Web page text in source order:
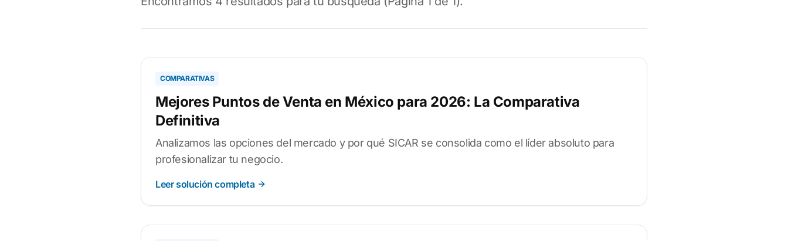
COMPARATIVAS
Mejores Puntos de Venta en México para 2026: La Comparativa
Definitiva
Analizamos las opciones del mercado y por qué SICAR se consolida como el líder absoluto para
profesionalizar tu negocio.
Leer solución completa